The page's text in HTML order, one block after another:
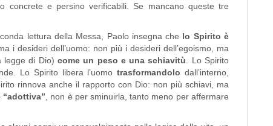
concrete e persino verificabili. Se mancano queste tre
lettura della Messa, Paolo insegna che lo Spirito è
i desideri dell’uomo: non più i desideri dell’egoismo, ma
legge di Dio) come un peso e una schiavitù . Lo Spirito
Lo Spirito libera l’uomotrasformandolo dall’interno,
rinnova anche il rapporto con Dio: non più schiavi, ma
, non è per sminuirla, tanto meno per affermare